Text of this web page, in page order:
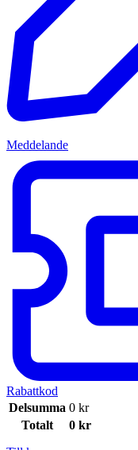
Meddelande
Rabattkod
Delsumma 0 kr
Totalt
0 kr